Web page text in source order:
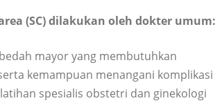
(SC) dilakukan oleh dokter umum:
mayor yang membutuhkan
kemampuan menangani komplikasi
spesialis obstetri dan ginekologi